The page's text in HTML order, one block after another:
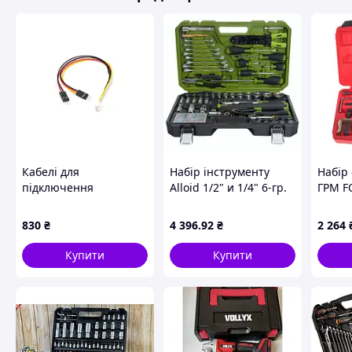
Кабелі для
підключення
системи Grove (5 шт.)
830 ₴
Купити
Hабір інструменту
Alloid 1/2" и 1/4" 6-гр.
(00000064548)
4 396.92 ₴
Купити
Набір
ГРМ
2 264